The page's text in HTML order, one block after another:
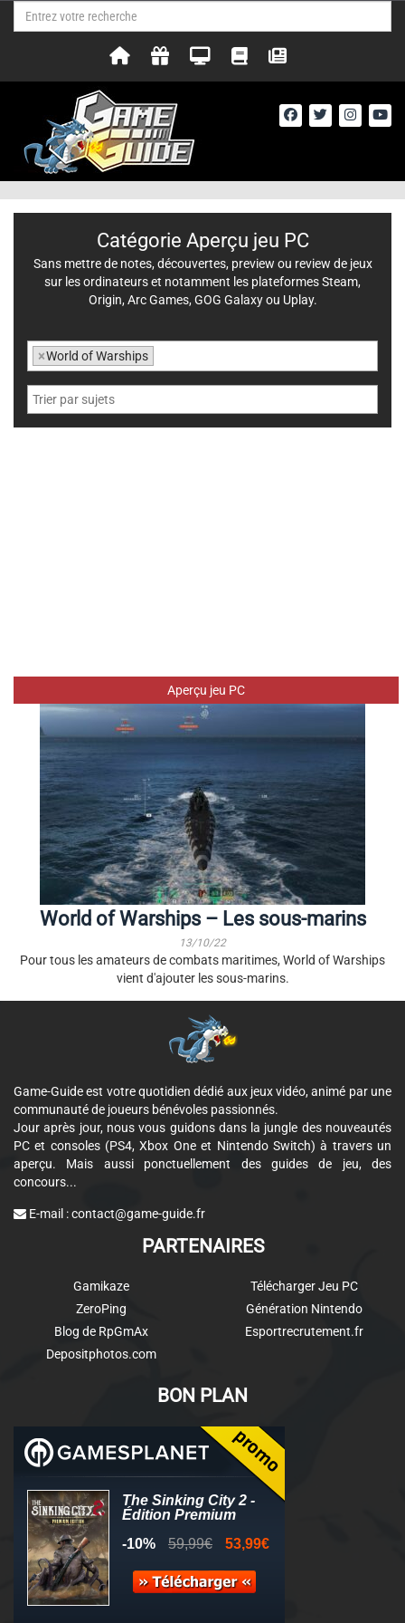
Aperçu jeu PC
World of Warships – Les sous-marins
13/10/22
Pour tous les amateurs de combats maritimes, World of Warships
vient d'ajouter les sous-marins.
Catégorie Aperçu jeu PC
Sans mettre de notes, découvertes, preview ou review de jeux
sur les ordinateurs et notamment les plateformes Steam,
Origin, Arc Games, GOG Galaxy ou Uplay.
×World of Warships
Game-Guide est votre quotidien dédié aux jeux vidéo, animé par une
communauté de joueurs bénévoles passionnés.
Jour après jour, nous vous guidons dans la jungle des nouveautés
PC et consoles (PS4, Xbox One et Nintendo Switch) à travers un
aperçu. Mais aussi ponctuellement des guides de jeu, des
concours...
E-mail :contact@game-guide.fr
PARTENAIRES
Gamikaze
ZeroPing
Blog de RpGmAx
Depositphotos.com
Télécharger Jeu PC
Génération Nintendo
Esportrecrutement.fr
BON PLAN